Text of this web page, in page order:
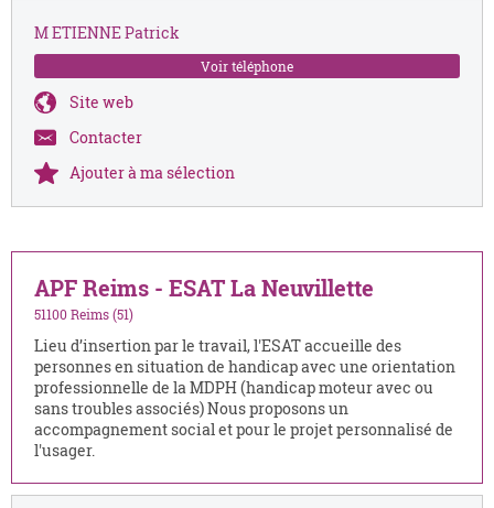
M ETIENNE Patrick
Voir téléphone
Site web
Contacter
Ajouter à ma sélection
APF Reims - ESAT La Neuvillette
51100 Reims (51)
Lieu d’insertion par le travail, l'ESAT accueille des
personnes en situation de handicap avec une orientation
professionnelle de la MDPH (handicap moteur avec ou
sans troubles associés) Nous proposons un
accompagnement social et pour le projet personnalisé de
l'usager.